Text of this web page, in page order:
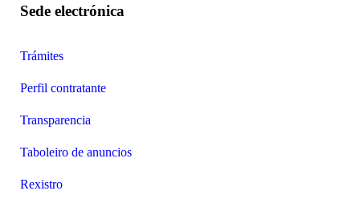
Sede electrónica
Trámites
Perfil contratante
Transparencia
Taboleiro de anuncios
Rexistro